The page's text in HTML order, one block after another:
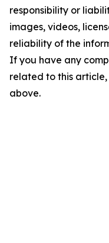
responsibility or
images, videos,
reliability of the
If you have any
related to this
above.